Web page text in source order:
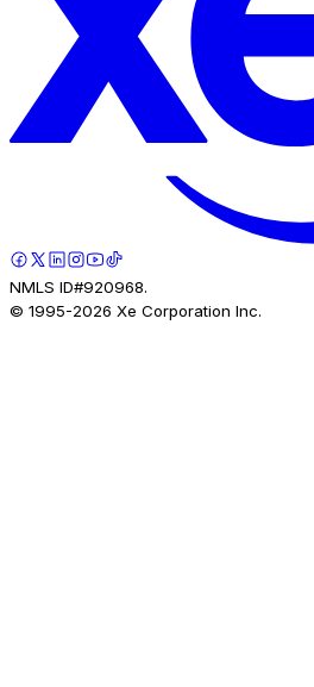
NMLS ID#920968.
© 1995-2026 Xe Corporation Inc.